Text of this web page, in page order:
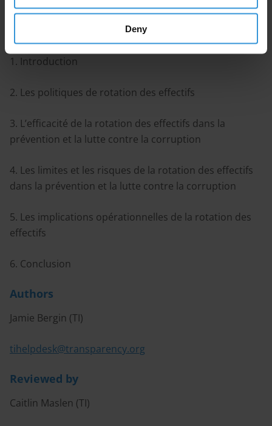
Deny
pas mise en œuvre avec soin et équité.
1. Introduction
2. Les politiques de rotation des effectifs
3. L’efficacité de la rotation des effectifs dans la
prévention et la lutte contre la corruption
4. Les limites et les risques de la rotation des effectifs
dans la prévention et la lutte contre la corruption
5. Les implications opérationnelles de la rotation des
effectifs
6. Conclusion
Authors
Jamie Bergin (TI)
tihelpdesk@transparency.org
Reviewed by
Caitlin Maslen (TI)